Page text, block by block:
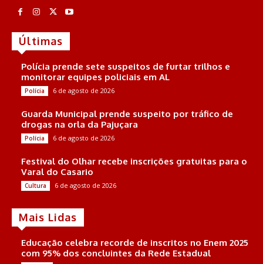
Últimas
Polícia prende sete suspeitos de furtar trilhos e
monitorar equipes policiais em AL
Polícia 6 de agosto de 2026
Guarda Municipal prende suspeito por tráfico de
drogas na orla da Pajuçara
Polícia 6 de agosto de 2026
Festival do Olhar recebe inscrições gratuitas para o
Varal do Casario
Cultura 6 de agosto de 2026
Mais Lidas
Educação celebra recorde de inscritos no Enem 2025
com 95% dos concluintes da Rede Estadual